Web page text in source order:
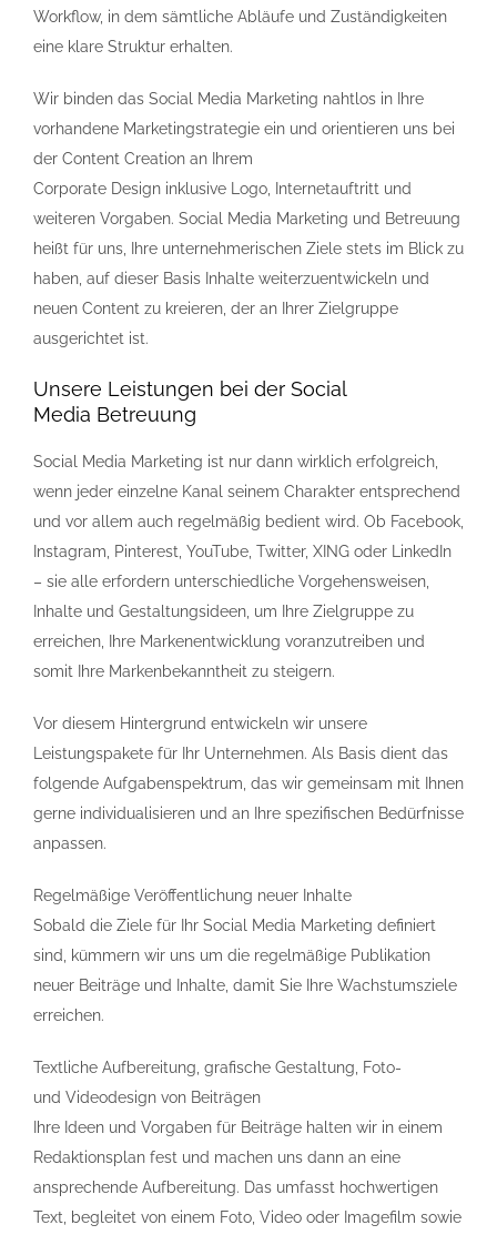
Workflow, in dem sämtliche Abläufe und Zuständigkeiten
eine klare Struktur erhalten.
Wir binden das Social Media Marketing nahtlos in Ihre
vorhandene Marketingstrategie ein und orientieren uns bei
der Content Creation an Ihrem
Corporate Design inklusive Logo, Internetauftritt und
weiteren Vorgaben. Social Media Marketing und Betreuung
heißt für uns, Ihre unternehmerischen Ziele stets im Blick zu
haben, auf dieser Basis Inhalte weiterzuentwickeln und
neuen Content zu kreieren, der an Ihrer Zielgruppe
ausgerichtet ist.
Unsere Leistungen bei der Social
Media Betreuung
Social Media Marketing ist nur dann wirklich erfolgreich,
wenn jeder einzelne Kanal seinem Charakter entsprechend
und vor allem auch regelmäßig bedient wird. Ob Facebook,
Instagram, Pinterest, YouTube, Twitter, XING oder LinkedIn
– sie alle erfordern unterschiedliche Vorgehensweisen,
Inhalte und Gestaltungsideen, um Ihre Zielgruppe zu
erreichen, Ihre Markenentwicklung voranzutreiben und
somit Ihre Markenbekanntheit zu steigern.
Vor diesem Hintergrund entwickeln wir unsere
Leistungspakete für Ihr Unternehmen. Als Basis dient das
folgende Aufgabenspektrum, das wir gemeinsam mit Ihnen
gerne individualisieren und an Ihre spezifischen Bedürfnisse
anpassen.
Regelmäßige Veröffentlichung neuer Inhalte
Sobald die Ziele für Ihr Social Media Marketing definiert
sind, kümmern wir uns um die regelmäßige Publikation
neuer Beiträge und Inhalte, damit Sie Ihre Wachstumsziele
erreichen.
Textliche Aufbereitung, grafische Gestaltung, Foto-
und Videodesign von Beiträgen
Ihre Ideen und Vorgaben für Beiträge halten wir in einem
Redaktionsplan fest und machen uns dann an eine
ansprechende Aufbereitung. Das umfasst hochwertigen
Text, begleitet von einem Foto, Video oder Imagefilm sowie